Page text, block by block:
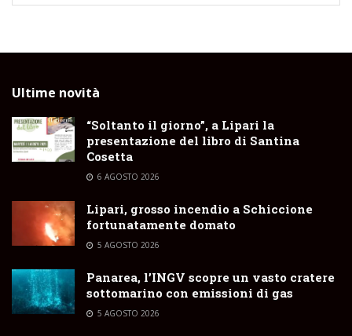
Ultime novità
“Soltanto il giorno”, a Lipari la
presentazione del libro di Santina
Cosetta
6 AGOSTO 2026
Lipari, grosso incendio a Schiccione
fortunatamente domato
5 AGOSTO 2026
Panarea, l’INGV scopre un vasto cratere
sottomarino con emissioni di gas
5 AGOSTO 2026